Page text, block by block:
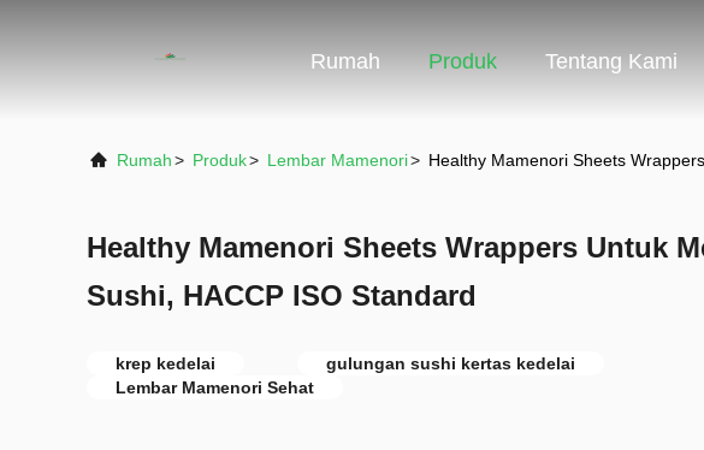
Rumah Produk Tentang Kami
Rumah> Produk> Lembar Mamenori> Healthy Mamenori Sheets
Healthy Mamenori Sheets Wrappers Untuk
Sushi, HACCP ISO Standard
krep kedelai
gulungan sushi kertas kedelai
Lembar Mamenori Sehat